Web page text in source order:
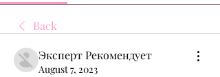
Back
Эксперт Рекомендует
August 7, 2023